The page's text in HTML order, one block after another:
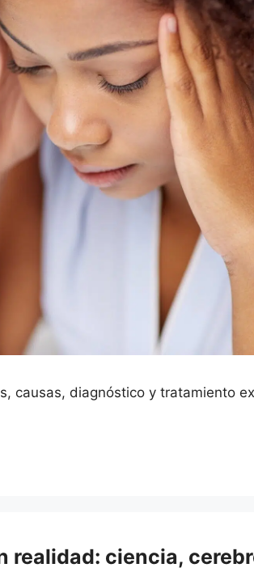
causas, diagnóstico y tratamiento
realidad: ciencia,